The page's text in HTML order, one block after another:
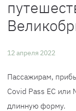
12 апреля 2022
Пассажирам,
Covid Pass ЕС или
длинную форму.